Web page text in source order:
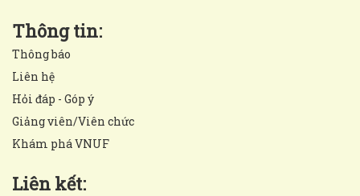
Thông tin:
Thông báo
Liên hệ
Hỏi đáp - Góp ý
Giảng viên/Viên chức
Khám phá VNUF
Liên kết: